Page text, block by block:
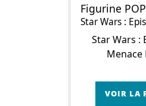
Star Wars : Episode I,
Star Wars :
Menace
VOIR LA